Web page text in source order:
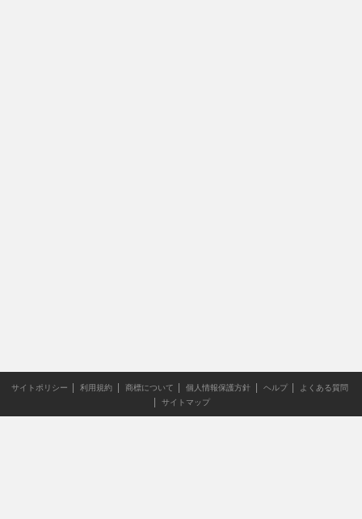
サイトポリシー 利用規約 商標について 個人情報保護方針 ヘルプ
よくある質問
サイトマップ